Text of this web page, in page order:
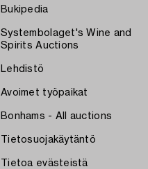
Bukipedia
Systembolaget's Wine and
Spirits Auctions
Lehdistö
Avoimet työpaikat
Bonhams - All auctions
Tietosuojakäytäntö
Tietoa evästeistä